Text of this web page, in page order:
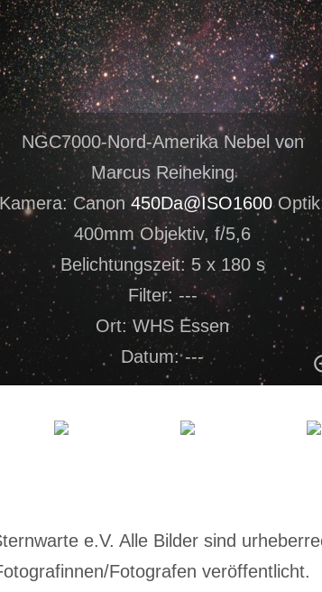
NGC7000-Nord-Amerika Nebel von
Marcus Reineking
Kamera: Canon 450Da@ISO1600
400mm Objektiv, f/5,6
Belichtungszeit: 5 x 180 s
Filter: ---
Ort: WHS Essen
Datum: ---
e.V. Alle Bilder sind
Fotografen veröffentlicht.